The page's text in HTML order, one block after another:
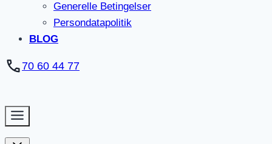
Generelle Betingelser
Persondatapolitik
BLOG
70 60 44 77